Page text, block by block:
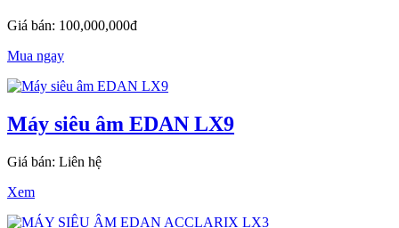
Giá bán: 100,000,000đ
Mua ngay
Máy siêu âm EDAN LX9
Giá bán: Liên hệ
Xem